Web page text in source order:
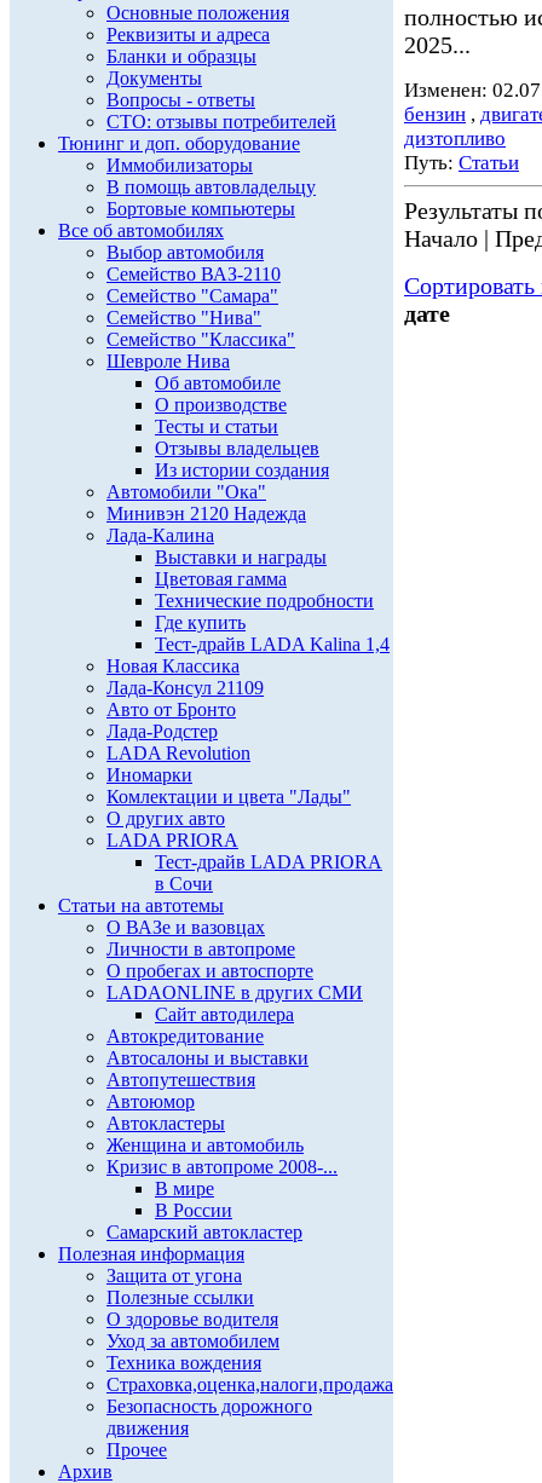
Основные положения
Реквизиты и адреса
Бланки и образцы
Документы
Вопросы - ответы
СТО: отзывы потребителей
Тюнинг и доп. оборудование
Иммобилизаторы
В помощь автовладельцу
Бортовые компьютеры
Все об автомобилях
Выбор автомобиля
Семейство ВАЗ-2110
Семейство "Самара"
Семейство "Нива"
Семейство "Классика"
Шевроле Нива
Об автомобиле
О производстве
Тесты и статьи
Отзывы владельцев
Из истории создания
Автомобили "Ока"
Минивэн 2120 Надежда
Лада-Калина
Выставки и награды
Цветовая гамма
Технические подробности
Где купить
Тест-драйв LADA Kalina 1,4
Новая Классика
Лада-Консул 21109
Авто от Бронто
Лада-Родстер
LADA Revolution
Иномарки
Комлектации и цвета "Лады"
О других авто
LADA PRIORA
Тест-драйв LADA PRIORA
в Сочи
Статьи на автотемы
О ВАЗе и вазовцах
Личности в автопроме
О пробегах и автоспорте
LADAONLINE в других СМИ
Сайт автодилера
Автокредитование
Автосалоны и выставки
Автопутешествия
Автоюмор
Автокластеры
Женщина и автомобиль
Кризис в автопроме 2008-...
В мире
В России
Самарский автокластер
Полезная информация
Защита от угона
Полезные ссылки
О здоровье водителя
Уход за автомобилем
Техника вождения
Страховка,оценка,налоги,продажа
Безопасность дорожного
движения
Прочее
Архив
полностью
2025...
Изменен:
бензин ,
дизтопливо
Путь: Статьи
Результаты
Начало |
дате